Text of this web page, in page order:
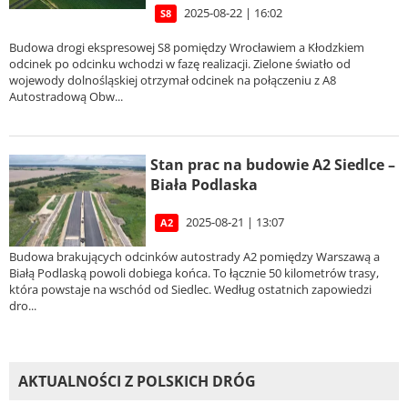
S8 2025-08-22 | 16:02
Budowa drogi ekspresowej S8 pomiędzy Wrocławiem a Kłodzkiem
odcinek po odcinku wchodzi w fazę realizacji. Zielone światło od
wojewody dolnośląskiej otrzymał odcinek na połączeniu z A8
Autostradową Obw...
Stan prac na budowie A2 Siedlce –
Biała Podlaska
A2 2025-08-21 | 13:07
Budowa brakujących odcinków autostrady A2 pomiędzy Warszawą a
Białą Podlaską powoli dobiega końca. To łącznie 50 kilometrów trasy,
która powstaje na wschód od Siedlec. Według ostatnich zapowiedzi
dro...
AKTUALNOŚCI Z POLSKICH DRÓG